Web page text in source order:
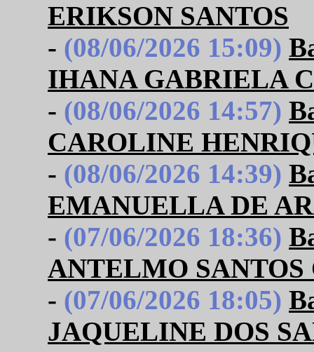
ERIKSON SANTOS
- (08/06/2026 15:09)
IHANA GABRIELA
- (08/06/2026 14:57)
CAROLINE
- (08/06/2026 14:39)
EMANUELLA DE
- (07/06/2026 18:36)
ANTELMO SANTOS
- (07/06/2026 18:05)
JAQUELINE DOS